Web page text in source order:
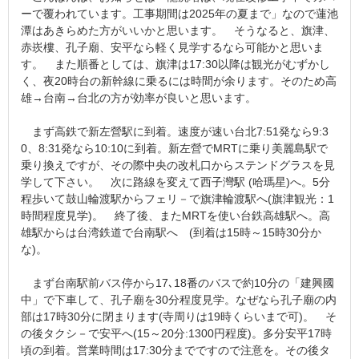
ーで覆われています。工事期間は2025年の夏まで」なので蓮池
潭はあきらめた方がいいかと思います。 そうなると、旗津、
赤崁樓、孔子廟、安平なら軽く見学するなら可能かと思いま
す。 また順番としては、旗津は17:30以降は観光がむずかし
く、夜20時台の新幹線に乗るには時間が余ります。そのため高
雄→台南→台北の方が効率が良いと思います。
まず高鉄で新左營駅に到着。速度が速い台北7:51発なら9:3
0、8:31発なら10:10に到着。新左營でMRTに乗り美麗島駅で
乗り換えですが、その際中央の改札口からステンドグラスを見
学して下さい。 次に路線を変えて西子灣駅 (哈瑪星)へ。5分
程歩いて鼓山輪渡駅からフェリ－で旗津輪渡駅へ(旗津観光：1
時間程度見学)。 終了後、またMRTを使い台鉄高雄駅へ。高
雄駅からは台湾鉄道で台南駅へ (到着は15時～15時30分か
な)。
まず台南駅前バス停から17､18番のバスで約10分の「建興國
中」で下車して、孔子廟を30分程度見学。なぜなら孔子廟の内
部は17時30分に閉まります(寺周りは19時くらいまで可)。 そ
の後タクシ－で安平へ(15～20分:1300円程度)。多分安平17時
頃の到着。営業時間は17:30分までですので注意を。その後タ